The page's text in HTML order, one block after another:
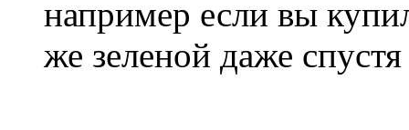
например если вы
же зеленой даже